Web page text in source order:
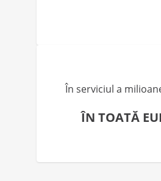
În serviciul a
ÎN TOATĂ